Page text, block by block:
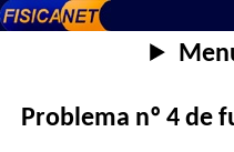
Problema nº 4 de